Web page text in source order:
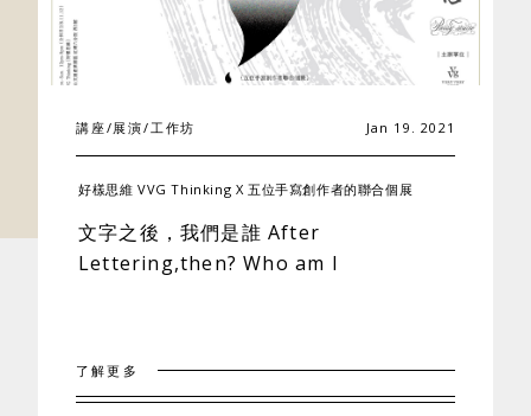
講座/展演/工作坊 Jan 19. 2021
好樣思維 VVG Thinking X 五位手寫創作者的聯合個展
文字之後，我們是誰 After
Lettering,then? Who am I
了解更多